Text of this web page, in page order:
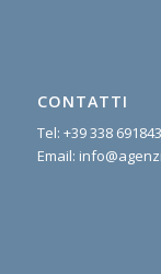
CONTATTI
Tel: +39 338
Email: